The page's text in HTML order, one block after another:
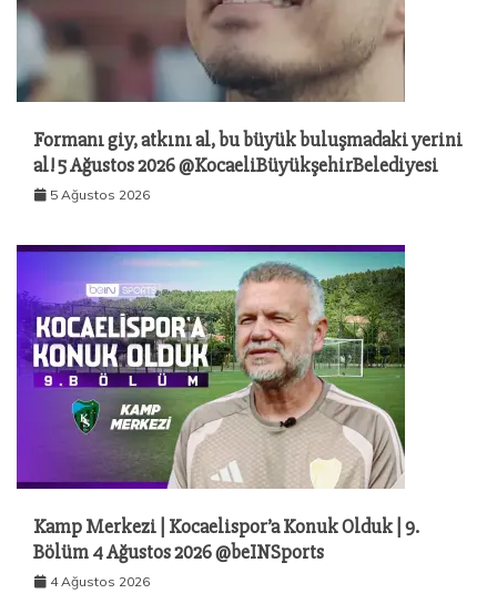
Formanı giy, atkını al, bu büyük buluşmadaki yerini
al! 5 Ağustos 2026 @KocaeliBüyükşehirBelediyesi
5 Ağustos 2026
Kamp Merkezi | Kocaelispor’a Konuk Olduk | 9.
Bölüm 4 Ağustos 2026 @beINSports
4 Ağustos 2026